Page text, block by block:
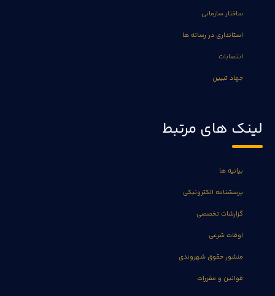
ساختار سازمانی
استانداری در رسانه ها
انتصابات
جهاد تبیین
لینک های مرتبط
بیانیه ها
پرسشنامه الکترونیکی
گزارشات تخصصی
اوقات شرعی
منشور حقوق شهروندی
قوانین و مقررات